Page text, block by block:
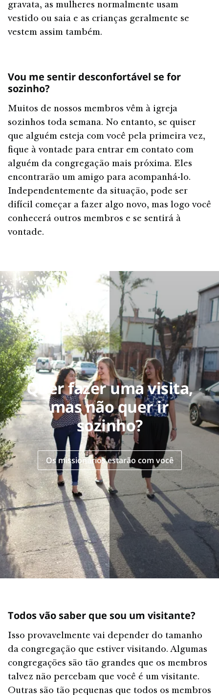
gravata, as mulheres normalmente usam
vestido ou saia e as crianças geralmente se
vestem assim também.
Vou me sentir desconfortável se for
sozinho?
Muitos de nossos membros vêm à igreja
sozinhos toda semana. No entanto, se quiser
que alguém esteja com você pela primeira vez,
fique à vontade para entrar em contato com
alguém da congregação mais próxima. Eles
encontrarão um amigo para acompanhá-lo.
Independentemente da situação, pode ser
difícil começar a fazer algo novo, mas logo você
conhecerá outros membros e se sentirá à
vontade.
Quer fazer uma visita,
mas não quer ir
sozinho?
Os missionários estarão com você
Todos vão saber que sou um visitante?
Isso provavelmente vai depender do tamanho
da congregação que estiver visitando. Algumas
congregações são tão grandes que os membros
talvez não percebam que você é um visitante.
Outras são tão pequenas que todos os membros